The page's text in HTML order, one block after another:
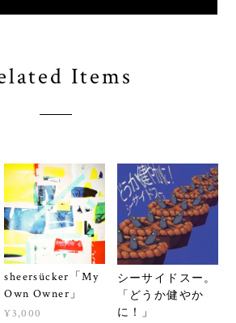
Items
sheersücker「My
Own Owner」
¥3,000
シーサイドスー。
「どうか健やか
に！」